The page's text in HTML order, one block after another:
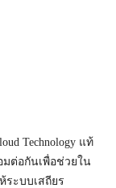
Technology แท้
มต่อกันเพื่อช่วยใน
ระบบเสถียร